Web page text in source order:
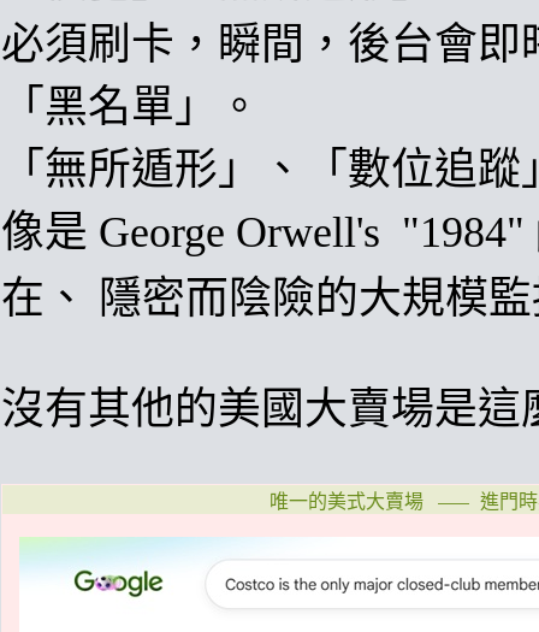
必須刷卡，瞬間，後台會
「黑名單」。
「無所遁形」
、
「數位追蹤
像是 George Orwell's "1984"
在 、 隱密而陰險的大規模
沒有其他的美國大賣場是這
唯一的美式大賣場 —— 進門